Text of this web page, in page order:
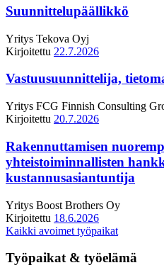
Suunnittelupäällikkö
Yritys Tekova Oyj
Kirjoitettu 22.7.2026
Vastuusuunnittelija,
Yritys FCG Finnish Consulting
Kirjoitettu 20.7.2026
Rakennuttamisen
yhteistoiminnallisten
kustannusasiantuntija
Yritys Boost Brothers Oy
Kirjoitettu 18.6.2026
Kaikki avoimet työpaikat
Työpaikat & työelämä